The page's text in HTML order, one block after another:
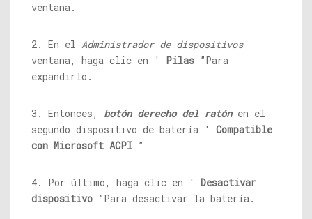
ventana.
2. En el Administrador de dispositivos
ventana, haga clic en ' Pilas ”Para
expandirlo.
3. Entonces, botón derecho del ratón en el
segundo dispositivo de batería ' Compatible
con Microsoft ACPI ”
4. Por último, haga clic en ' Desactivar
dispositivo ”Para desactivar la batería.